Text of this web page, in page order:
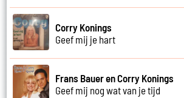
Corry Konings
Geef mij je hart
Frans Bauer en Corry Konings
Geef mij nog wat van je tijd